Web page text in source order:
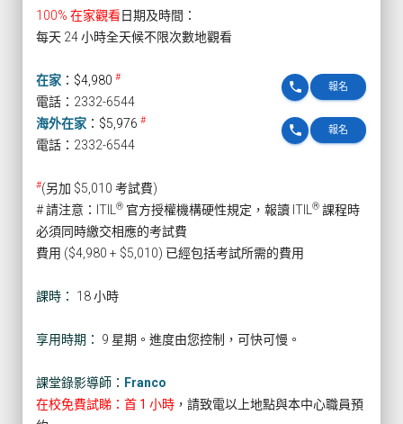
100% 在家觀看日期及時間：
每天 24 小時全天候不限次數地觀看
在家 ： $4,980 #
報名
phone
電話：2332-6544
海外在家 ： $5,976 #
報名
phone
電話：2332-6544
#(另加 $5,010 考試費)
# 請注意：ITIL
® 官方授權機構硬性規定，報讀 ITIL ® 課程時
必須同時繳交相應的考試費
費用 ($4,980 + $5,010) 已經包括考試所需的費用
課時： 18 小時
享用時期： 9 星期。進度由您控制，可快可慢。
課堂錄影導師： Franco
在校免費試睇：首 1 小時 ，請致電以上地點與本中心職員預